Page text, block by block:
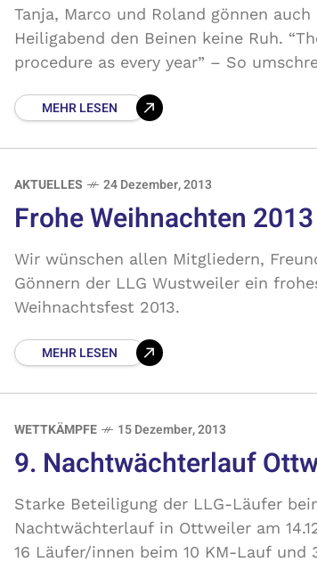
Tanja, Marco und Roland gönnen auch
Heiligabend den Beinen keine Ruh.
procedure as every year” – So
Heiligabendlauf.
MEHR LESEN
AKTUELLES 24 Dezember, 2013
Frohe Weihnachten 2013
Wir wünschen allen Mitgliedern,
Gönnern der LLG Wustweiler ein
Weihnachtsfest 2013.
MEHR LESEN
WETTKÄMPFE 15 Dezember, 2013
9. Nachtwächterlauf
Starke Beteiligung der LLG-Läufer
Nachtwächterlauf in Ottweiler am
16 Läufer/innen beim 10 KM-Lauf und